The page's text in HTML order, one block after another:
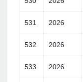
531 2026
532 2026
533 2026